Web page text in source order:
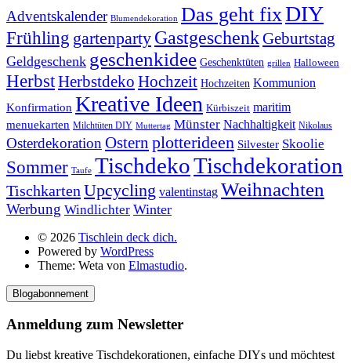
Adventskalender Blumendekoration Das geht fixDIY
Frühling gartenparty GastgeschenkGeburtstag
Geldgeschenk geschenkidee Geschenktüten grillen Halloween
HerbstHerbstdeko Hochzeit Hochzeiten Kommunion
Konfirmation Kreative Ideen Kürbiszeit maritim
menuekarten Milchtüten DIY Muttertag Münster Nachhaltigkeit Nikolaus
Osterdekoration Ostern plotterideen Silvester Skoolie
Sommer Taufe TischdekoTischdekoration
Tischkarten Upcycling valentinstag Weihnachten
Werbung Windlichter Winter
© 2026 Tischlein deck dich.
Powered by WordPress
Theme: Weta von Elmastudio.
Blogabonnement
Anmeldung zum Newsletter
Du liebst kreative Tischdekorationen, einfache DIYs und möchtest